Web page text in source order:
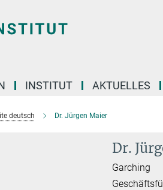
INSTITUT AKTUELLES
deutsch Dr. Jürgen Maier
Dr.
Garching